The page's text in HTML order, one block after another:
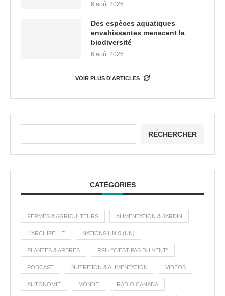
6 août 2026
Des espèces aquatiques
envahissantes menacent la
biodiversité
6 août 2026
VOIR PLUS D'ARTICLES
RECHERCHER
CATÉGORIES
FERMES & AGRICULTEURS ALIMENTATION & JARDIN
L'ARCHIPELLE NATIONS UNIS (UN)
PLANTES & ARBRES RFI - "C'EST PAS DU VENT"
PODCAST NUTRITION & ALIMENTATION VIDÉOS
AUTONOMIE MONDE RADIO CANADA